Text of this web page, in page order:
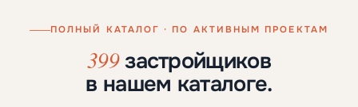
ПОЛНЫЙ КАТАЛОГ · ПО АКТИВНЫМ ПРОЕКТАМ
399застройщиков
в нашем каталоге.